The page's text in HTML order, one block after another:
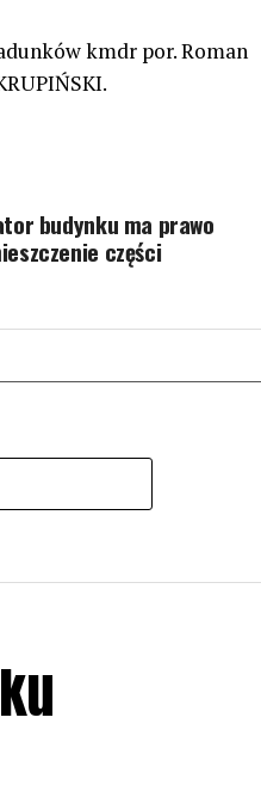
kmdr por. Roman
budynku ma prawo
części